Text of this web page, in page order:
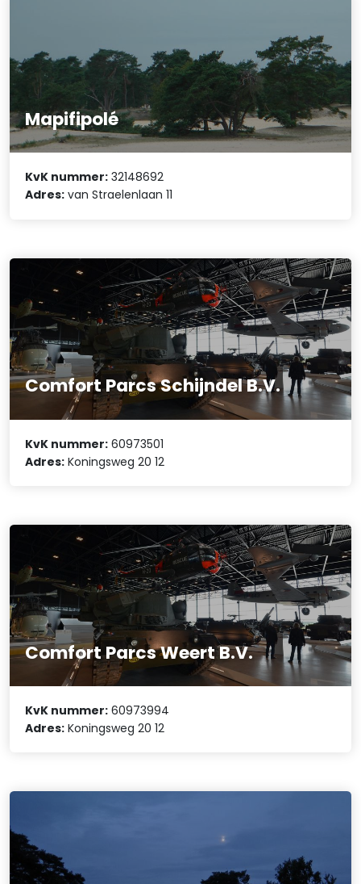
Mapifipolé
KvK nummer: 32148692
Adres: van Straelenlaan 11
Comfort Parcs Schijndel B.V.
KvK nummer: 60973501
Adres: Koningsweg 20 12
Comfort Parcs Weert B.V.
KvK nummer: 60973994
Adres: Koningsweg 20 12